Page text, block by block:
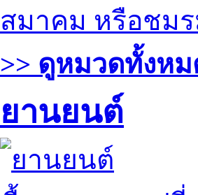
สมาคม หรือชม
>> ดูหมวดทั้งห
ยานยนต์